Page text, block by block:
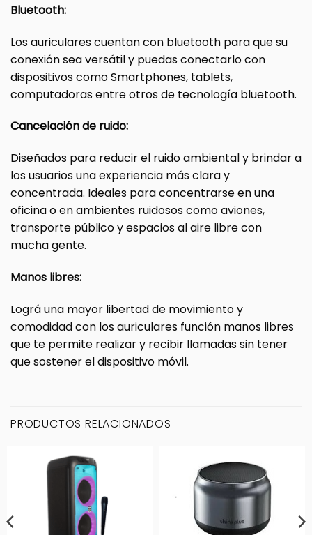
Bluetooth:
Los auriculares cuentan con bluetooth para que su
conexión sea versátil y puedas conectarlo con
dispositivos como Smartphones, tablets,
computadoras entre otros de tecnología bluetooth.
Cancelación de ruido:
Diseñados para reducir el ruido ambiental y brindar a
los usuarios una experiencia más clara y
concentrada. Ideales para concentrarse en una
oficina o en ambientes ruidosos como aviones,
transporte público y espacios al aire libre con
mucha gente.
Manos libres:
Lográ una mayor libertad de movimiento y
comodidad con los auriculares función manos libres
que te permite realizar y recibir llamadas sin tener
que sostener el dispositivo móvil.
PRODUCTOS RELACIONADOS